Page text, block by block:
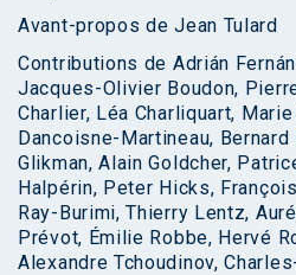
Avant-propos de Jean Tulard
Contributions de Adrián
Jacques-Olivier Boudon,
Charlier, Léa Charliquart,
Dancoisne-Martineau,
Glikman, Alain Goldcher,
Halpérin, Peter Hicks,
Ray-Burimi, Thierry Lentz,
Prévot, Émilie Robbe, Hervé
Alexandre Tchoudinov,